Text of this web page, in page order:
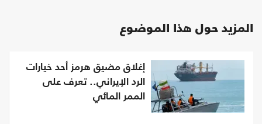
المزيد حول هذا الموضوع
إغلاق مضيق هرمز أحد خيارات
الرد الإيراني.. تعرف على
الممر المائي